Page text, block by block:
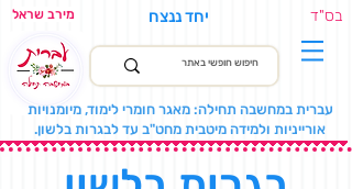
מירב שראל יחד ננצח בס"ד
עברית במחשבה תחילה: מאגר חומרי לימוד, מיומנויות
אורייניות ולמידה מיטבית מחט"ב עד לבגרות בלשון.